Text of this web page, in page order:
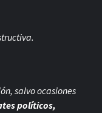
salvo ocasiones
políticos,